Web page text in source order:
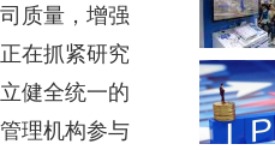
质量，增强
在抓紧研究
健全统一的
理机构参与